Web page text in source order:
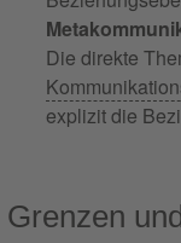
Die direkte
explizit die
Grenzen